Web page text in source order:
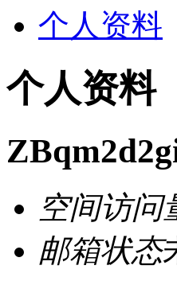
个人资料
个人资料
空间访问
邮箱状态